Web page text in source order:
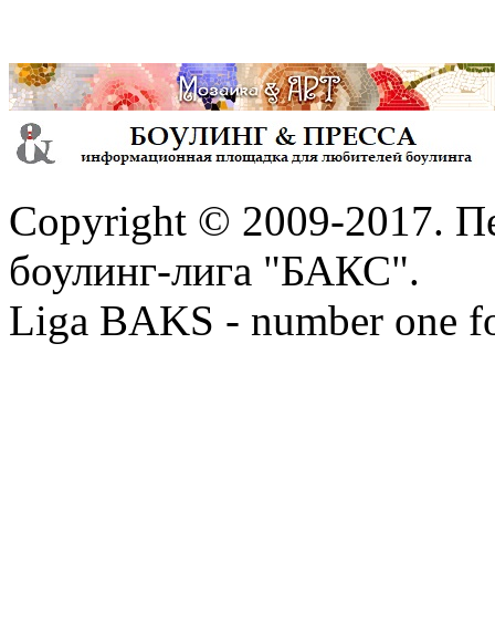
Copyright © 2009-2017.
боулинг-лига "БАКС".
Liga BAKS - number one